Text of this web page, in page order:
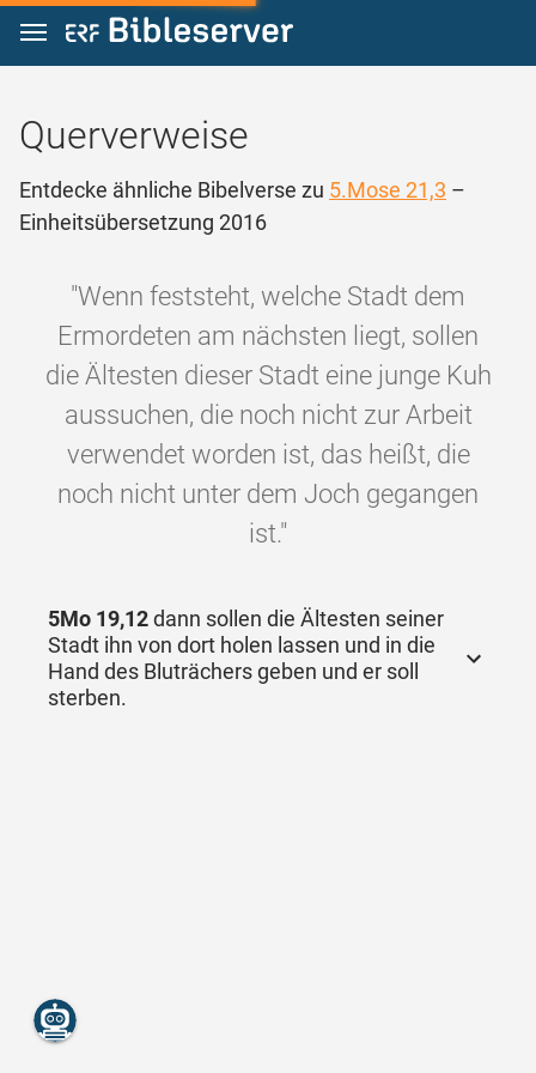
Zum Inhalt springen
Querverweise
Entdecke ähnliche Bibelverse zu 5.Mose 21,3 –
Einheitsübersetzung 2016
"Wenn feststeht, welche Stadt dem
Ermordeten am nächsten liegt, sollen
die Ältesten dieser Stadt eine junge Kuh
aussuchen, die noch nicht zur Arbeit
verwendet worden ist, das heißt, die
noch nicht unter dem Joch gegangen
ist."
5Mo 19,12dann sollen die Ältesten seiner
Stadt ihn von dort holen lassen und in die
Hand des Bluträchers geben und er soll
sterben.